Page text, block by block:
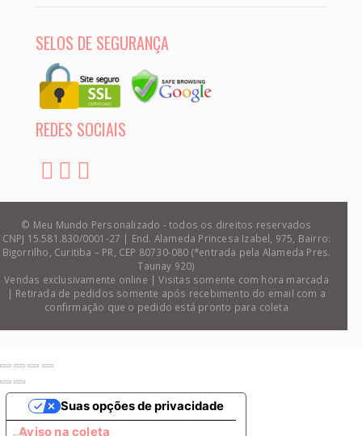
SELOS DE SEGURANÇA
REDES SOCIAIS
© Meu Mundo Personalizado - todos os direitos reservados
CNPJ 15.581.830/0001-27 | End. Alameda Princesa Izabel, 975, Bairro:
Bigorrilho, Curitiba – PR, CEP 80730-080 (*entrada pela Alameda Pres.
Taunay 920)
Vendas exclusivamente online | Visitas somente com hora marcada
| Retirada de pedidos somente após recebimento do email com a
confirmação que o pedido está pronto para coleta
Aviso na coleta
Suas opções de privacidade